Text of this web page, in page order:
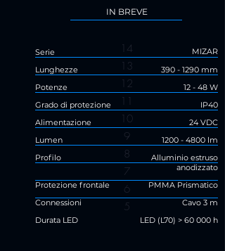
IN BREVE
14
13
12
11
10
9
8
7
6
5
Serie
MIZAR
Lunghezze
390 - 1290 mm
Potenze
Grado di protezione
Alimentazione
Lumen
Profilo
Protezione frontale
Connessioni
Durata LED
LED (L70) > 60 000 h
Cavo 3 m
PMMA Prismatico
Alluminio estruso
anodizzato
1200 - 4800 lm
24 VDC
IP40
12 - 48 W